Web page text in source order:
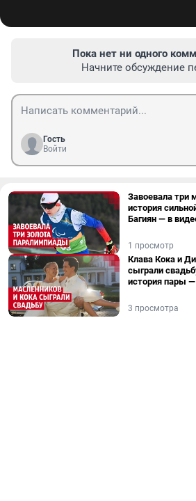
Пока нет ни одного
Начните обсуждение
Гость
Войти
Завоевала три
история
Багиян — в
1 просмотр
Клава Кока и
сыграли
история пары
3 просмотра